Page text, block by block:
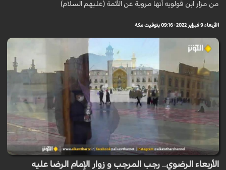
من مزار ابن قولويه أنها مروية عن الأئمة (عليهم السلام)
الأربعاء 9 فبراير 2022 - 09:16 بتوقيت مكة
الأربعاء الرضوي.. رجب المرجب و زوار الإمام الرضا عليه